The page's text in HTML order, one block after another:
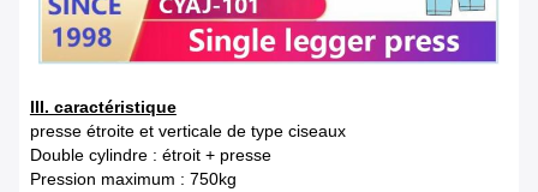
III. caractéristique
presse étroite et verticale de type ciseaux
Double cylindre : étroit + presse
Pression maximum : 750kg